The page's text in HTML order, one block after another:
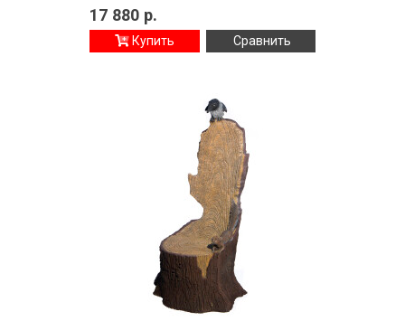
17 880 р.
Купить Сравнить